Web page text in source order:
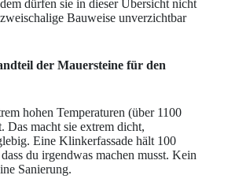
dürfen sie in dieser Übersicht nicht
Bauweise unverzichtbar
der Mauersteine für den
hohen Temperaturen (über 1100
Das macht sie extrem dicht,
Eine Klinkerfassade hält 100
du irgendwas machen musst. Kein
Sanierung.